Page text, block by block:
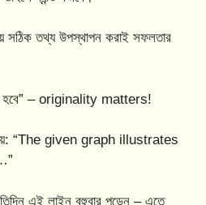
সঠিক তথ্য উপস্থাপন করাই সফলতার
হবে” – originality matters!
“The given graph illustrates
এই লাইন বহুবার পড়েন – এতে